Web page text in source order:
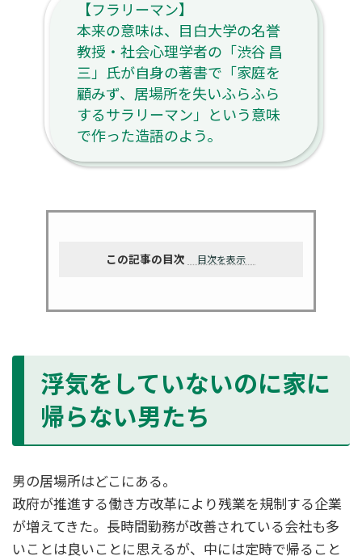
【フラリーマン】
本来の意味は、目白大学の名誉
教授・社会心理学者の「渋谷 昌
三」氏が自身の著書で「家庭を
顧みず、居場所を失いふらふら
するサラリーマン」という意味
で作った造語のよう。
この記事の目次 目次を表示
浮気をしていないのに家に
帰らない男たち
男の居場所はどこにある。
政府が推進する働き方改革により残業を規制する企業
が増えてきた。長時間勤務が改善されている会社も多
いことは良いことに思えるが、中には定時で帰ること